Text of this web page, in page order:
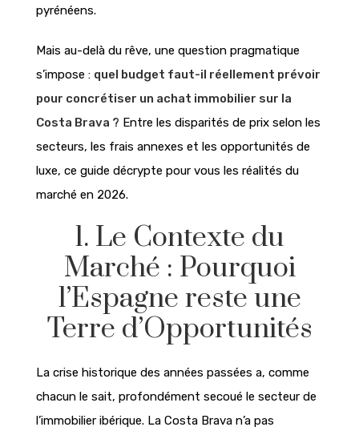
pyrénéens.
Mais au-delà du rêve, une question pragmatique
s’impose : quel budget faut-il réellement prévoir
pour concrétiser un achat immobilier sur la
Costa Brava ? Entre les disparités de prix selon les
secteurs, les frais annexes et les opportunités de
luxe, ce guide décrypte pour vous les réalités du
marché en 2026.
1. Le Contexte du
Marché : Pourquoi
l’Espagne reste une
Terre d’Opportunités
La crise historique des années passées a, comme
chacun le sait, profondément secoué le secteur de
l’immobilier ibérique. La Costa Brava n’a pas